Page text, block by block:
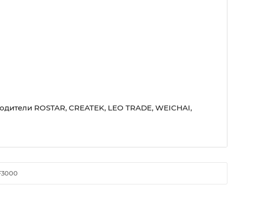
ROSTAR, CREATEK, LEO TRADE, WEICHAI,